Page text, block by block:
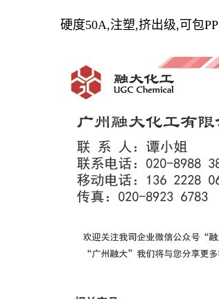
硬度50A,注塑,挤出级,可包PP